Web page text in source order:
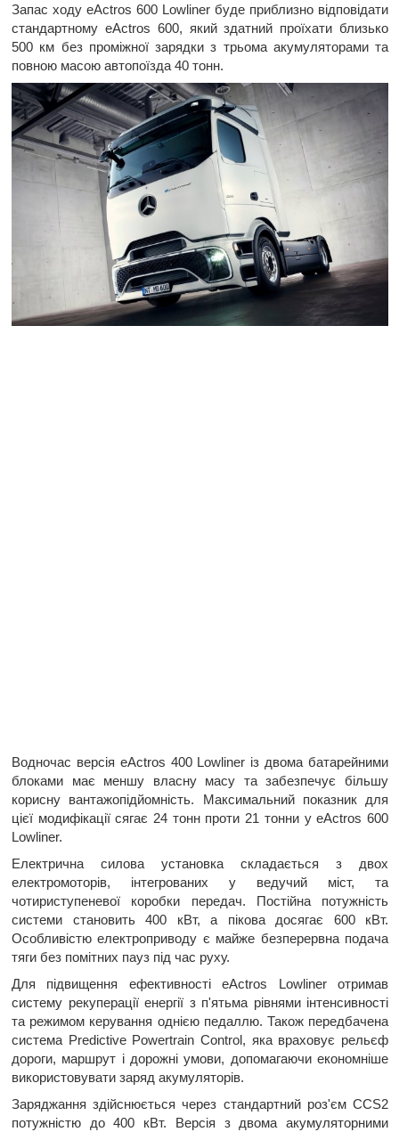
Запас ходу eActros 600 Lowliner буде приблизно відповідати
стандартному eActros 600, який здатний проїхати близько
500 км без проміжної зарядки з трьома акумуляторами та
повною масою автопоїзда 40 тонн.
Водночас версія eActros 400 Lowliner із двома батарейними
блоками має меншу власну масу та забезпечує більшу
корисну вантажопідйомність. Максимальний показник для
цієї модифікації сягає 24 тонн проти 21 тонни у eActros 600
Lowliner.
Електрична силова установка складається з двох
електромоторів, інтегрованих у ведучий міст, та
чотириступеневої коробки передач. Постійна потужність
системи становить 400 кВт, а пікова досягає 600 кВт.
Особливістю електроприводу є майже безперервна подача
тяги без помітних пауз під час руху.
Для підвищення ефективності eActros Lowliner отримав
систему рекуперації енергії з п'ятьма рівнями інтенсивності
та режимом керування однією педаллю. Також передбачена
система Predictive Powertrain Control, яка враховує рельєф
дороги, маршрут і дорожні умови, допомагаючи економніше
використовувати заряд акумуляторів.
Заряджання здійснюється через стандартний роз'єм CCS2
потужністю до 400 кВт. Версія з двома акумуляторними